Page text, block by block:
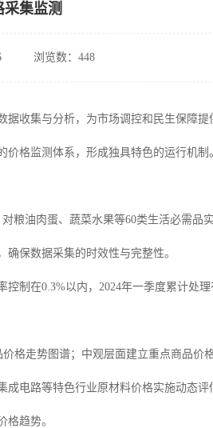
采集监测
浏览数：448
收集与分析，为市场调控和民生保障提
格监测体系，形成独具特色的运行机制
粮油肉蛋、蔬菜水果等60类生活必需品实
保数据采集的时效性与完整性。
制在0.3%以内，2024年一季度累计处理
格走势图谱；中观层面建立重点商品价
电路等特色行业原材料价格实施动态评
趋势。